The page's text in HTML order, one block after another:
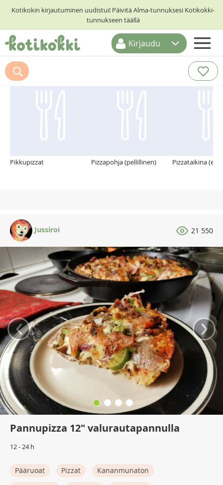
Kotikokin kirjautuminen uudistui! Päivitä Alma-tunnuksesi Kotikokki-
tunnukseen täällä
ETUSIVU
RESEPTIHAKU
Kirjaudu
Suosittelemme myös
Pikkupizzat Pizzapohja (pellillinen) Pizzataikina
Jussiroi 21 550
‹ ›
Pannupizza 12" valurautapannulla
12 - 24 h
Pääruoat Pizzat
Kananmunaton